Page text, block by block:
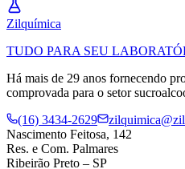
Zilquímica
TUDO PARA SEU
Há mais de 29 anos fornecendo
comprovada para o setor
(16) 3434-2629
Nascimento Feitosa, 142
Res. e Com. Palmares
Ribeirão Preto – SP